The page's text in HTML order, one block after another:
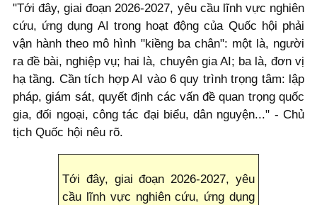
"Tới đây, giai đoạn 2026-2027, yêu cầu lĩnh vực nghiên
cứu, ứng dụng AI trong hoạt động của Quốc hội phải
vận hành theo mô hình "kiềng ba chân": một là, người
ra đề bài, nghiệp vụ; hai là, chuyên gia AI; ba là, đơn vị
hạ tầng. Cần tích hợp AI vào 6 quy trình trọng tâm: lập
pháp, giám sát, quyết định các vấn đề quan trọng quốc
gia, đối ngoại, công tác đại biểu, dân nguyện..." - Chủ
tịch Quốc hội nêu rõ.
Tới đây, giai đoạn 2026-2027, yêu
cầu lĩnh vực nghiên cứu, ứng dụng